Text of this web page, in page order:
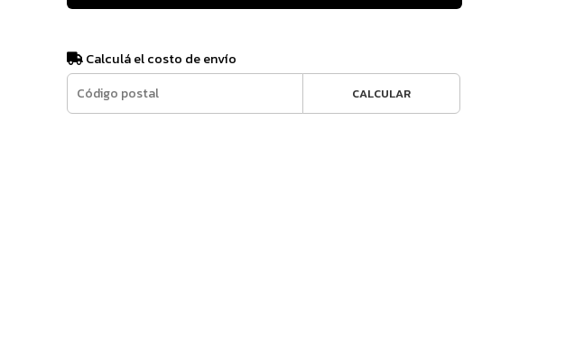
Calculá el costo de envío
CALCULAR